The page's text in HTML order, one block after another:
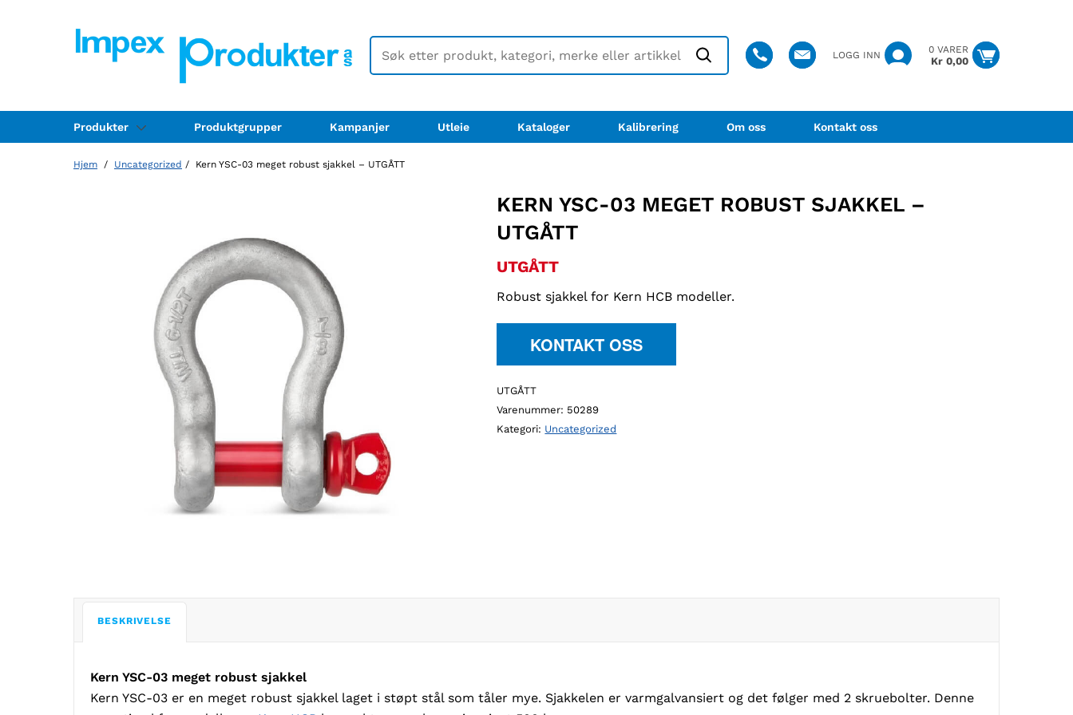
LOGG INN
0 VARER
Kr0,00
Produkter Produktgrupper Kampanjer Utleie Kataloger Kalibrering Om oss Kontakt oss
Hjem / Uncategorized / Kern YSC-03 meget robust sjakkel – UTGÅTT
KERN YSC-03 MEGET ROBUST SJAKKEL –
UTGÅTT
UTGÅTT
Robust sjakkel for Kern HCB modeller.
KONTAKT OSS
UTGÅTT
Varenummer: 50289
Kategori: Uncategorized
BESKRIVELSE
Kern YSC-03 meget robust sjakkel
Kern YSC-03 er en meget robust sjakkel laget i støpt stål som tåler mye. Sjakkelen er varmgalvansiert og det følger med 2 skruebolter. Denne